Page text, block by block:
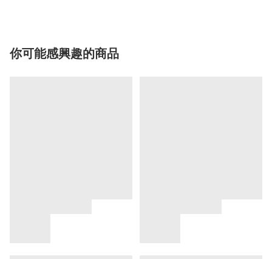
你可能感興趣的商品